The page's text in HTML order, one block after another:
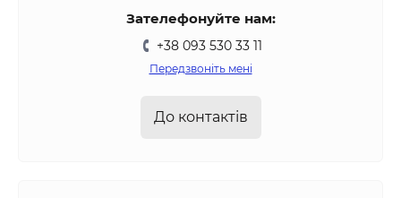
Зателефонуйте нам:
+38 093 530 33 11
Передзвоніть мені
До контактів